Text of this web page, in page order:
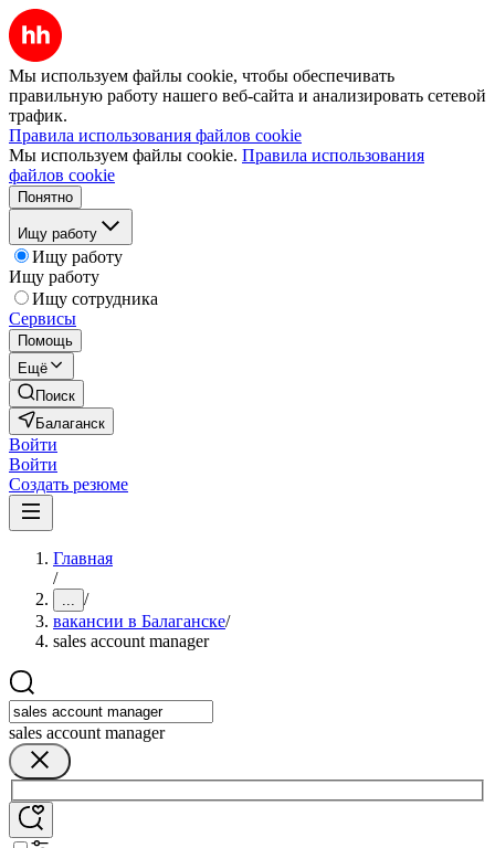
Мы используем файлы cookie, чтобы обеспечивать
правильную работу нашего веб-сайта и анализировать сетевой
трафик.
Правила использования файлов cookie
Мы используем файлы cookie. Правила использования
файлов cookie
Понятно
Ищу работу
Ищу работу
Ищу работу
Ищу сотрудника
Сервисы
Помощь
Ещё
Поиск
Балаганск
Войти
Войти
Создать резюме
Главная
/
... /
вакансии в Балаганске/
sales account manager
sales account manager